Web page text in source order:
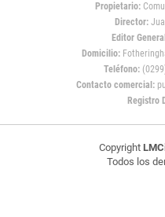
Propietario:
Director:
Editor
Domicilio:
Teléfono:
Contacto comercial:
Registro
Copyright
Todos los